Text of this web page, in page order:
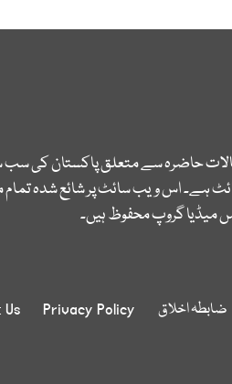
حاضرہ سے متعلق پاکستان کی سب
ہے۔ اس ویب سائٹ پر شائع شدہ تمام
میڈیا گروپ محفوظ ہیں۔
ضابطہ اخلاق Privacy Policy